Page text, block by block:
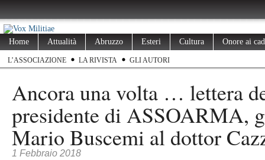
Home Attualità Abruzzo Esteri Cultura Onore ai
L’ASSOCIAZIONE LA RIVISTA GLI AUTORI
Ancora una volta … lettera
presidente di ASSOARMA,
Mario Buscemi al dottor
1 Febbraio 2018